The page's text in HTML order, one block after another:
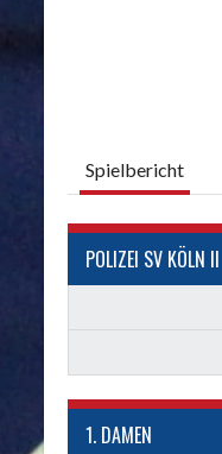
Spielbericht
POLIZEI SV KÖLN II
1. DAMEN